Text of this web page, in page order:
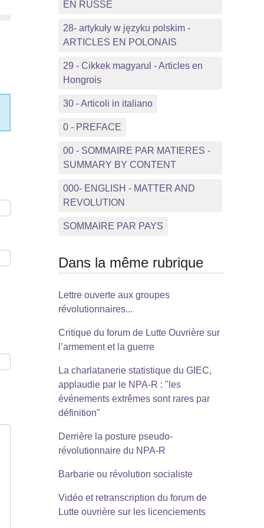
EN RUSSE
28- artykuły w języku polskim -
ARTICLES EN POLONAIS
29 - Cikkek magyarul - Articles en
Hongrois
30 - Articoli in italiano
0 - PREFACE
00 - SOMMAIRE PAR MATIERES -
SUMMARY BY CONTENT
000- ENGLISH - MATTER AND
REVOLUTION
SOMMAIRE PAR PAYS
Dans la même rubrique
Lettre ouverte aux groupes
révolutionnaires...
Critique du forum de Lutte Ouvrière sur
l’armement et la guerre
La charlatanerie statistique du GIEC,
applaudie par le NPA-R : "les
événements extrêmes sont rares par
définition"
Derrière la posture pseudo-
révolutionnaire du NPA-R
Barbarie ou révolution socialiste
Vidéo et retranscription du forum de
Lutte ouvrière sur les licenciements